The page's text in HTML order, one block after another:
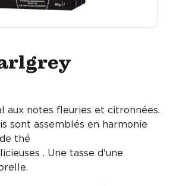
aux notes fleuries et citronnées.
sont assemblés en harmonie
thé
. Une tasse d'une